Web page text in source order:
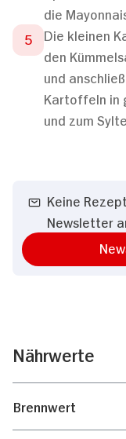
die
Die kleinen
den
und
Kartoffeln in
und zum
Keine
Newsletter
Nährwerte
Brennwert